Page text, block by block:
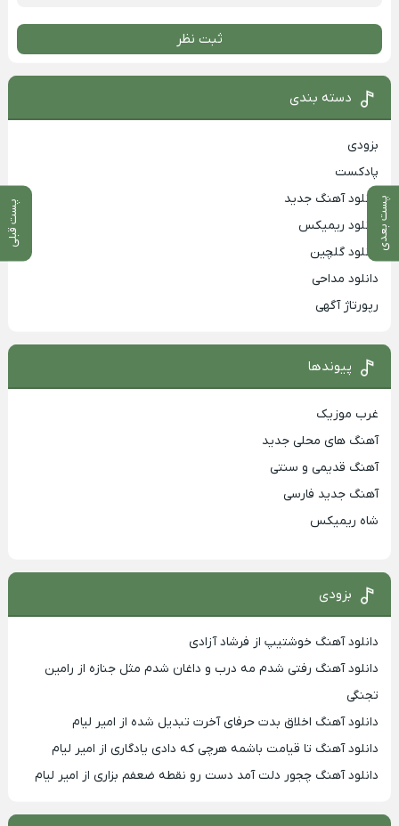
پست بعدی پست قبلی
ثبت نظر
دسته بندی
بزودی
پادکست
دانلود آهنگ جدید
دانلود ریمیکس
دانلود گلچین
دانلود مداحی
رپورتاژ آگهی
پیوندها
غرب موزیک
آهنگ های محلی جدید
آهنگ قدیمی و سنتی
آهنگ جدید فارسی
شاه ریمیکس
بزودی
دانلود آهنگ خوشتیپ از فرشاد آزادی
دانلود آهنگ رفتی شدم مه درب و داغان شدم مثل جنازه از رامین
تجنگی
دانلود آهنگ اخلاق بدت حرفای آخرت تبدیل شده از امیر لیام
دانلود آهنگ تا قیامت باشمه هرچی که دادی یادگاری از امیر لیام
دانلود آهنگ چجور دلت آمد دست رو نقطه ضعفم بزاری از امیر لیام